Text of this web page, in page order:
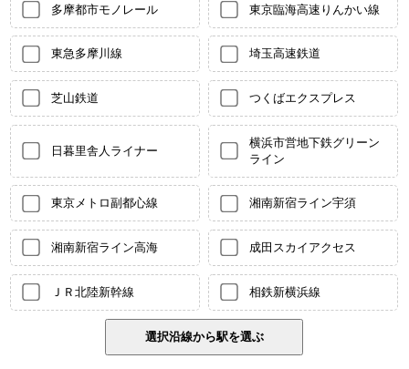
多摩都市モノレール 東京臨海高速りんかい線
東急多摩川線 埼玉高速鉄道
芝山鉄道 つくばエクスプレス
日暮里舎人ライナー
横浜市営地下鉄グリーン
ライン
東京メトロ副都心線 湘南新宿ライン宇須
湘南新宿ライン高海 成田スカイアクセス
ＪＲ北陸新幹線 相鉄新横浜線